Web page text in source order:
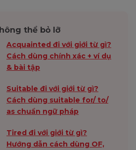
thể bỏ lỡ
Acquainted đi với giới từ gì?
Cách dùng chính xác + ví dụ
& bài tập
Suitable đi với giới từ gì?
Cách dùng suitable for/ to/
as chuẩn ngữ pháp
Tired đi với giới từ gì?
Hướng dẫn cách dùng OF,